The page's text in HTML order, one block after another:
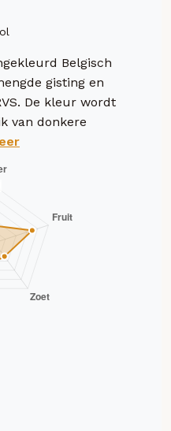
Belgisch
gisting en
De kleur wordt
van donkere